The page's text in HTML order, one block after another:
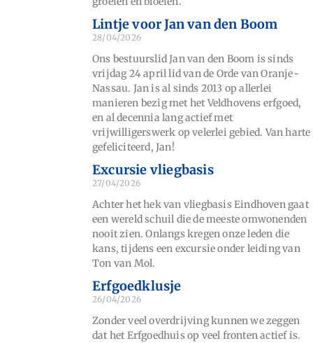
Lintje voor Jan van den Boom
28/04/2026
Ons bestuurslid Jan van den Boom is sinds
vrijdag 24 april lid van de Orde van Oranje-
Nassau. Jan is al sinds 2013 op allerlei
manieren bezig met het Veldhovens erfgoed,
en al decennia lang actief met
vrijwilligerswerk op velerlei gebied. Van harte
gefeliciteerd, Jan!
Excursie vliegbasis
27/04/2026
Achter het hek van vliegbasis Eindhoven gaat
een wereld schuil die de meeste omwonenden
nooit zien. Onlangs kregen onze leden die
kans, tijdens een excursie onder leiding van
Ton van Mol.
Erfgoedklusje
26/04/2026
Zonder veel overdrijving kunnen we zeggen
dat het Erfgoedhuis op veel fronten actief is.